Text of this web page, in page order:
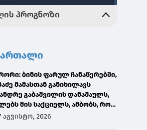
ბინის ფარულ ჩანაწერებში,
მამასთან განიხილავს
გაბაშვილის დანაშაულს,
მის საქციელს, ამბობს, რომ
ვერ მოიქცეოდა
აგვისტო, 2026